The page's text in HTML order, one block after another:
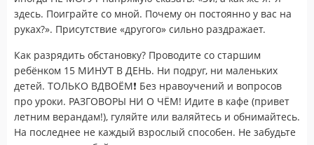
здесь. Поиграйте со мной. Почему он постоянно у вас на
руках?». Присутствие «другого» сильно раздражает.
Как разрядить обстановку? Проводите со старшим
ребёнком 15 МИНУТ В ДЕНЬ. Ни подруг, ни маленьких
детей. ТОЛЬКО ВДВОЁМ❗ Без нравоучений и вопросов
про уроки. РАЗГОВОРЫ НИ О ЧЁМ! Идите в кафе (привет
летним верандам!), гуляйте или валяйтесь и обнимайтесь.
На последнее не каждый взрослый способен. Не забудьте